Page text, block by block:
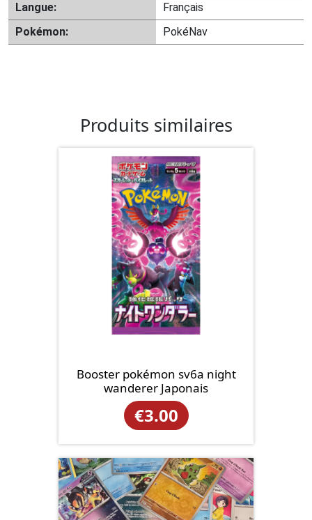
Langue:
Français
Pokémon:
PokéNav
Produits similaires
Booster pokémon sv6a night
wanderer Japonais
€3.00